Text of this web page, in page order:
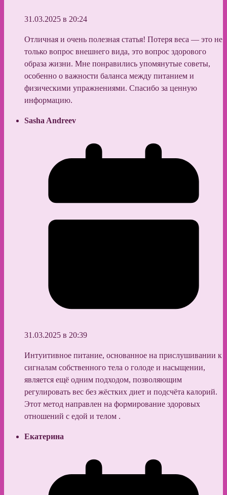
31.03.2025 в 20:24
Отличная и очень полезная статья! Потеря веса — это не
только вопрос внешнего вида, это вопрос здорового
образа жизни. Мне понравились упомянутые советы,
особенно о важности баланса между питанием и
физическими упражнениями. Спасибо за ценную
информацию.
Sasha Andreev
31.03.2025 в 20:39
Интуитивное питание, основанное на прислушивании к
сигналам собственного тела о голоде и насыщении,
является ещё одним подходом, позволяющим
регулировать вес без жёстких диет и подсчёта калорий.
Этот метод направлен на формирование здоровых
отношений с едой и телом .​
Екатерина